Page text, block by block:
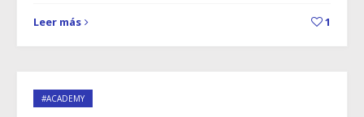
Leer más 1
#ACADEMY